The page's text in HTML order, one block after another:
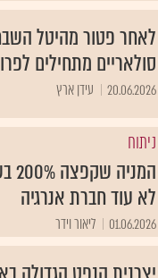
לאחר פטור מהיטל
סולאריים מתחילים
20.06.2026 עידן ארץ
ניתוח
לא עוד חברת אנרגיה
01.06.2026 ליאור וידר